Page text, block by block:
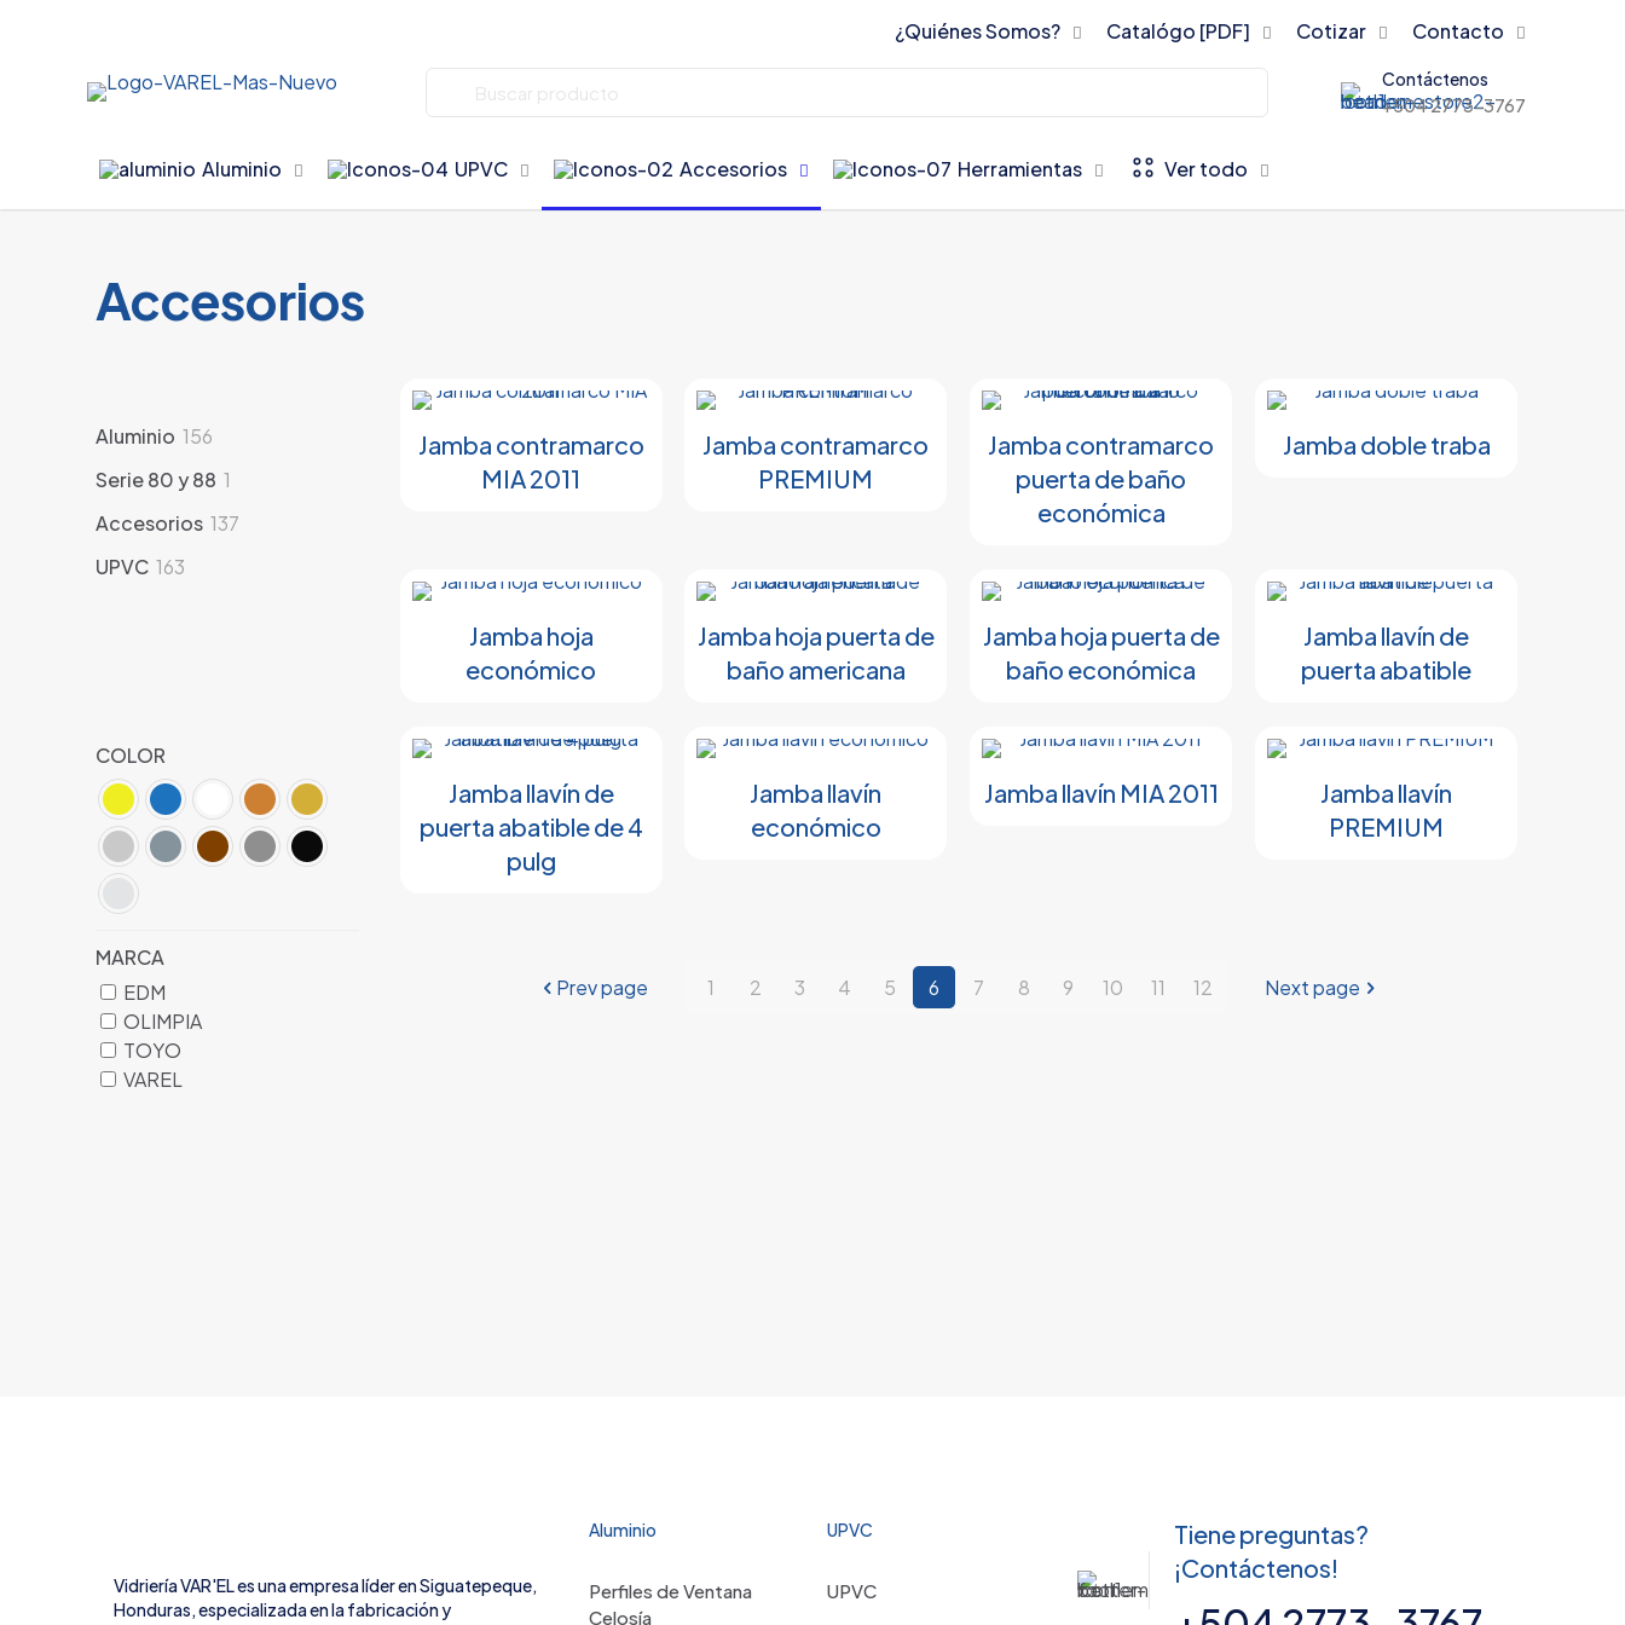
¿Quiénes Somos? Catalógo [PDF] Cotizar Contacto
Contáctenos
+504 2773-3767
Aluminio UPVC Accesorios Herramientas Ver todo
Accesorios
Aluminio 156
Serie 80 y 88 1
Accesorios 137
UPVC 163
COLOR
MARCA
EDM
OLIMPIA
TOYO
VAREL
Jamba contramarco
MIA 2011
Jamba contramarco
PREMIUM
Jamba contramarco
puerta de baño
económica
Jamba doble traba
Jamba hoja
económico
Jamba hoja puerta de
baño americana
Jamba hoja puerta de
baño económica
Jamba llavín de
puerta abatible
Jamba llavín de
puerta abatible de 4
pulg
Jamba llavín
económico
Jamba llavín MIA 2011
Jamba llavín
PREMIUM
Prev page 1 2 3 4 5 6 7 8 9 10 11 12 Next page
Vidriería VAR'EL es una empresa líder en Siguatepeque,
Honduras, especializada en la fabricación y
Aluminio
Perfiles de Ventana
Celosía
UPVC
UPVC
Tiene preguntas?
¡Contáctenos!